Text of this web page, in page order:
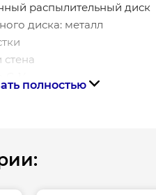
распылительный диск
диска: металл
стена
полностью